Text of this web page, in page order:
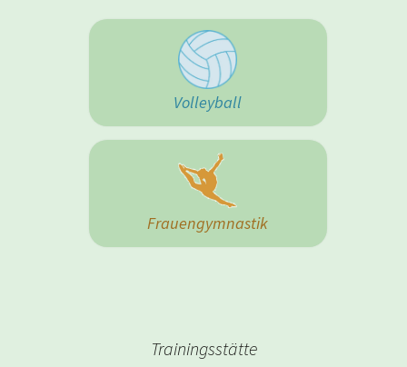
Volleyball
Frauengymnastik
Trainingsstätte